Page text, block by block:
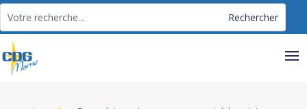
Panneau de gestion des cookies